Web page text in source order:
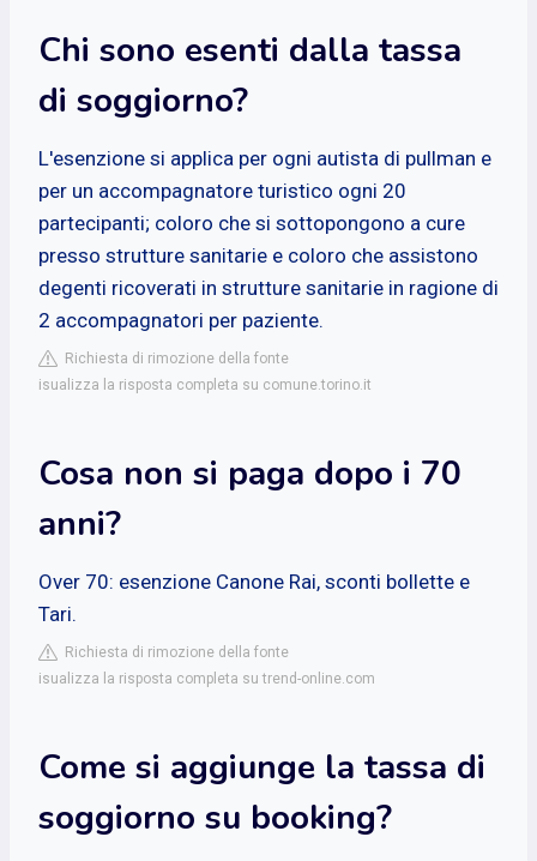
Chi sono esenti dalla tassa
di soggiorno?
L'esenzione si applica per ogni autista di pullman e
per un accompagnatore turistico ogni 20
partecipanti; coloro che si sottopongono a cure
presso strutture sanitarie e coloro che assistono
degenti ricoverati in strutture sanitarie in ragione di
2 accompagnatori per paziente.
Richiesta di rimozione della fonte
isualizza la risposta completa su comune.torino.it
Cosa non si paga dopo i 70
anni?
Over 70: esenzione Canone Rai, sconti bollette e
Tari.
Richiesta di rimozione della fonte
isualizza la risposta completa su trend-online.com
Come si aggiunge la tassa di
soggiorno su booking?